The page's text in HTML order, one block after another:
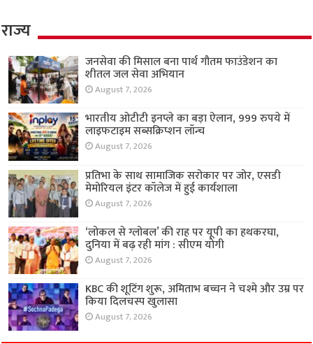
राज्य
जनसेवा की मिसाल बना पार्थ गौतम फाउंडेशन का
शीतल जल सेवा अभियान
August 7, 2026
भारतीय ओटीटी इनप्ले का बड़ा ऐलान, 999 रुपये में
लाइफटाइम सब्सक्रिप्शन लॉन्च
August 7, 2026
प्रतिभा के साथ सामाजिक सरोकार पर जोर, एसडी
मेमोरियल इंटर कॉलेज में हुई कार्यशाला
August 7, 2026
‘लोकल से ग्लोबल’ की राह पर यूपी का हथकरघा,
दुनिया में बढ़ रही मांग : सीएम योगी
August 7, 2026
KBC की शूटिंग शुरू, अमिताभ बच्चन ने चश्मे और उम्र पर
किया दिलचस्प खुलासा
August 7, 2026